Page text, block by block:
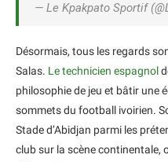
— Le Kpakpato Sportif
Désormais, tous les regards
Salas. Le technicien espagnol
philosophie de jeu et bâtir une
sommets du football ivoirien.
Stade d’Abidjan parmi les
club sur la scène continentale,